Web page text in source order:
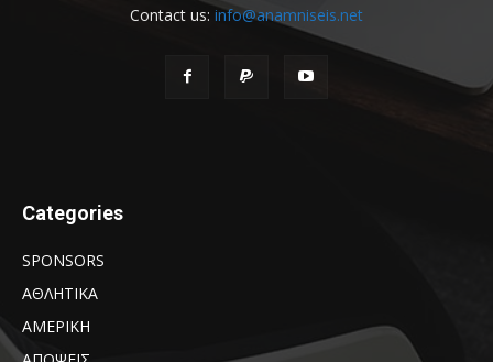
Contact us: info@anamniseis.net
Categories
SPONSORS
ΑΘΛΗΤΙΚΑ
ΑΜΕΡΙΚΗ